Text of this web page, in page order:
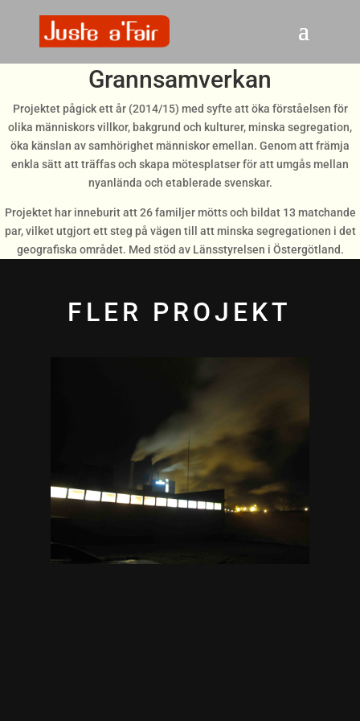
Grannsamverkan
Projektet pågick ett år (2014/15) med syfte att öka förståelsen för
olika människors villkor, bakgrund och kulturer, minska segregation,
öka känslan av samhörighet människor emellan. Genom att främja
enkla sätt att träffas och skapa mötesplatser för att umgås mellan
nyanlända och etablerade svenskar.
Projektet har inneburit att 26 familjer mötts och bildat 13 matchande
par, vilket utgjort ett steg på vägen till att minska segregationen i det
geografiska området. Med stöd av Länsstyrelsen i Östergötland.
FLER PROJEKT
Bortglömda
Blacka och